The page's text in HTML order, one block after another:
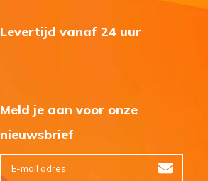
Levertijd vanaf 24 uur
Meld je aan voor onze
nieuwsbrief